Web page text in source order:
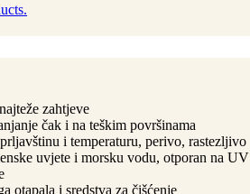
zahtjeve
čak i na teškim površinama
i temperaturu, perivo, rastezljivo
uvjete i morsku vodu, otporan na UV
otapala i sredstva za čišćenje